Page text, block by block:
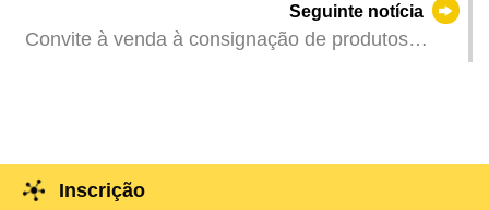
Espectáculos Culturais de 2025”Seguinte notícia
Convite à venda à consignação de produtos
Inscrição